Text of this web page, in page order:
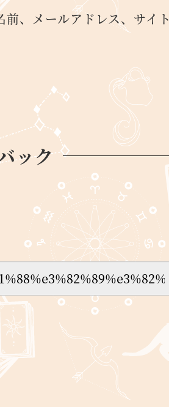
、メールアドレス、サイト
ック